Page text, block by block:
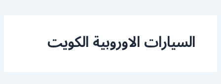
السيارات الاوروبية الكويت